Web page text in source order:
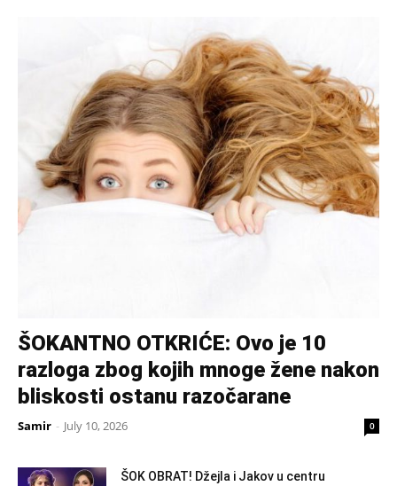
ŠOKANTNO OTKRIĆE: Ovo je 10
razloga zbog kojih mnoge žene nakon
bliskosti ostanu razočarane
Samir - July 10, 2026 0
ŠOK OBRAT! Džejla i Jakov u centru